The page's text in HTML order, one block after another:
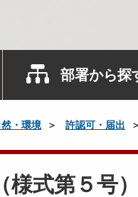
部署から探
然・環境 許認可・届出
式第５号）